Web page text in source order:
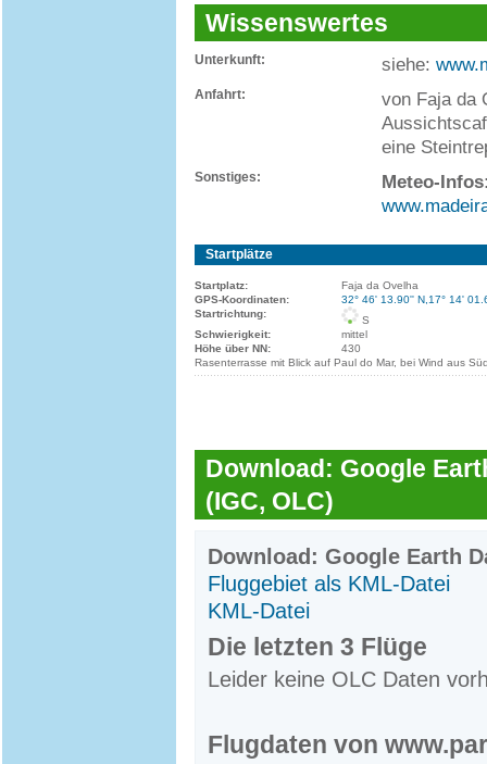
Wissenswertes
Unterkunft: siehe:
Anfahrt:
von Faja da
eine
Sonstiges:
Meteo-
Startplätze
Startplatz:
Faja da Ovelha
GPS-Koordinaten:
32° 46' 13.90'' N,17° 14'
Startrichtung:
S
Schwierigkeit:
mittel
Höhe über NN:
430
Rasenterrasse mit Blick auf Paul do Mar, bei Wind aus
Download: Google
(IGC, OLC)
Download: Google Earth
Fluggebiet als KML-Datei
KML-Datei
Die letzten 3 Flüge
Leider keine OLC Daten
Flugdaten von